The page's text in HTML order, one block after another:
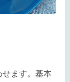
ます。基本